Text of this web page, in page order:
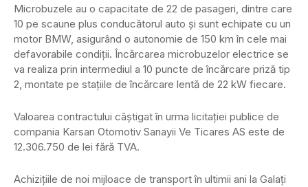
Microbuzele au o capacitate de 22 de pasageri, dintre care
10 pe scaune plus conducătorul auto și sunt echipate cu un
motor BMW, asigurând o autonomie de 150 km în cele mai
defavorabile condiții. Încărcarea microbuzelor electrice se
va realiza prin intermediul a 10 puncte de încărcare priză tip
2, montate pe stațiile de încărcare lentă de 22 kW fiecare.
Valoarea contractului câștigat în urma licitației publice de
compania Karsan Otomotiv Sanayii Ve Ticares AS este de
12.306.750 de lei fără TVA.
Achizițiile de noi mijloace de transport în ultimii ani la Galați